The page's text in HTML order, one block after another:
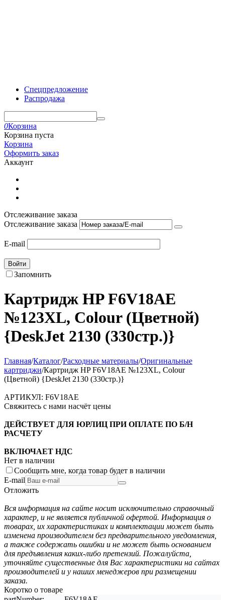
Спецпредложение
Распродажа
0Корзина
Корзина пуста
Корзина
Оформить заказ
Аккаунт
Отслеживание заказа
Отслеживание заказа
E-mail
Войти
Запомнить
Картридж HP F6V18AE
№123XL, Colour (Цветной)
{DeskJet 2130 (330стр.)}
Главная/Каталог/Расходные материалы/Оригинальные
картриджи/Картридж HP F6V18AE №123XL, Colour
(Цветной) {DeskJet 2130 (330стр.)}
АРТИКУЛ: F6V18AE
Свяжитесь с нами насчёт цены
ДЕЙСТВУЕТ ДЛЯ ЮРЛИЦ ПРИ ОПЛАТЕ ПО Б/Н
РАСЧЕТУ
ВКЛЮЧАЕТ НДС
Нет в наличии
Сообщить мне, когда товар будет в наличии
E-mail
Отложить
Вся информация на сайте носит исключительно справочный
характер, и не является публичной офертой. Информация о
товарах, их характеристиках и комплектации может быть
изменена производителем без предварительного уведомления,
а также содержать ошибки и не может быть основанием
для предъявления каких-либо претензий. Пожалуйста,
уточняйте существенные для Вас характеристики на сайтах
производителей и у наших менеджеров при размещении
заказа.
Коротко о товаре